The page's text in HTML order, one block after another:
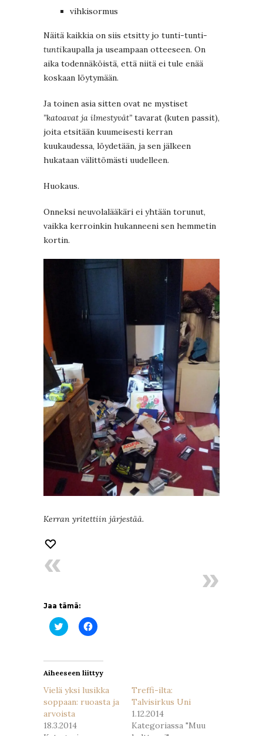
vihkisormus
Näitä kaikkia on siis etsitty jo tunti-tunti-
tuntikaupalla ja useampaan otteeseen. On
aika todennäköistä, että niitä ei tule enää
koskaan löytymään.
Ja toinen asia sitten ovat ne mystiset
”katoavat ja ilmestyvät” tavarat (kuten passit),
joita etsitään kuumeisesti kerran
kuukaudessa, löydetään, ja sen jälkeen
hukataan välittömästi uudelleen.
Huokaus.
Onneksi neuvolalääkäri ei yhtään torunut,
vaikka kerroinkin hukanneeni sen hemmetin
kortin.
Kerran yritettiin järjestää.
Jaa tämä:
Jaa
Twitterissä(Avautuu
Jaa
Facebookissa(Avautuu
Aiheeseen liittyy
Vielä yksi lusikka
soppaan: ruoasta ja
arvoista
18.3.2014
Treffi-ilta:
Talvisirkus Uni
1.12.2014
Kategoriassa "Muu